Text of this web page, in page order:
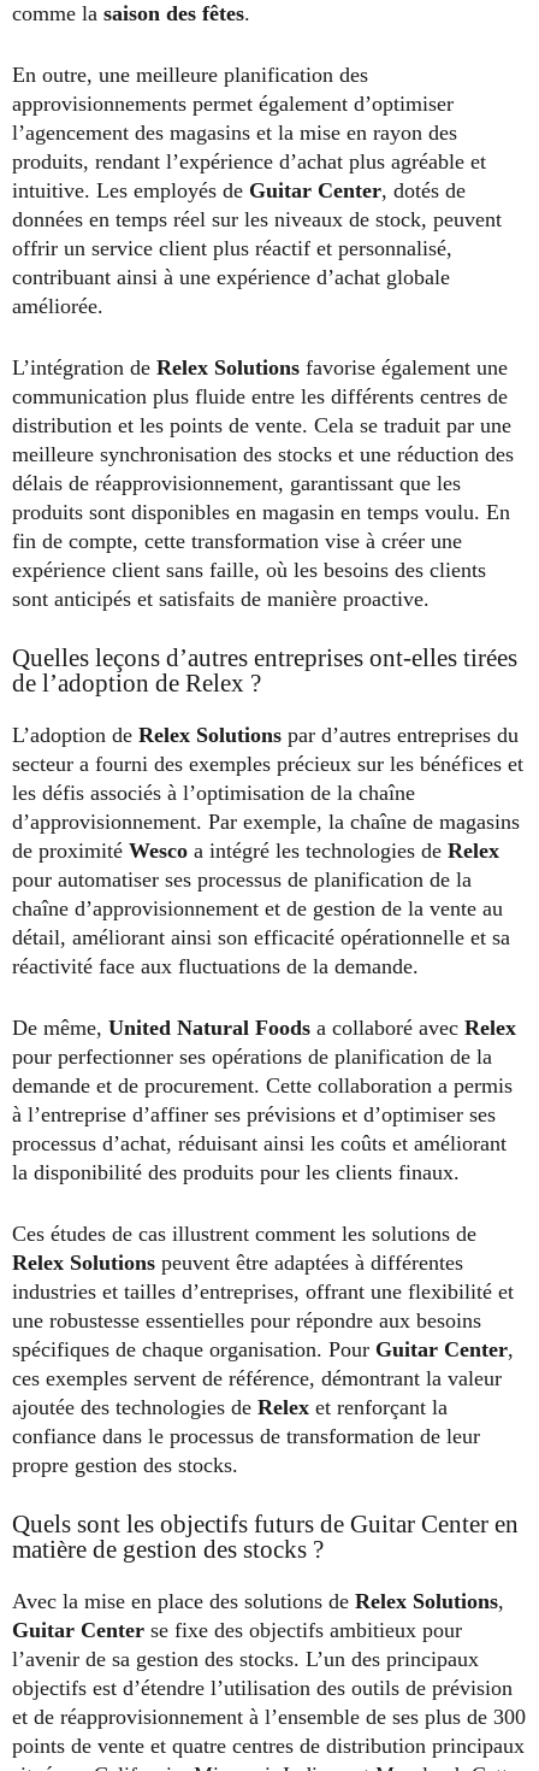
comme la saison des fêtes.
En outre, une meilleure planification des
approvisionnements permet également d’optimiser
l’agencement des magasins et la mise en rayon des
produits, rendant l’expérience d’achat plus agréable et
intuitive. Les employés de Guitar Center, dotés de
données en temps réel sur les niveaux de stock, peuvent
offrir un service client plus réactif et personnalisé,
contribuant ainsi à une expérience d’achat globale
améliorée.
L’intégration de Relex Solutions favorise également une
communication plus fluide entre les différents centres de
distribution et les points de vente. Cela se traduit par une
meilleure synchronisation des stocks et une réduction des
délais de réapprovisionnement, garantissant que les
produits sont disponibles en magasin en temps voulu. En
fin de compte, cette transformation vise à créer une
expérience client sans faille, où les besoins des clients
sont anticipés et satisfaits de manière proactive.
Quelles leçons d’autres entreprises ont-elles tirées
de l’adoption de Relex ?
L’adoption de Relex Solutions par d’autres entreprises du
secteur a fourni des exemples précieux sur les bénéfices et
les défis associés à l’optimisation de la chaîne
d’approvisionnement. Par exemple, la chaîne de magasins
de proximité Wesco a intégré les technologies de Relex
pour automatiser ses processus de planification de la
chaîne d’approvisionnement et de gestion de la vente au
détail, améliorant ainsi son efficacité opérationnelle et sa
réactivité face aux fluctuations de la demande.
De même, United Natural Foods a collaboré avec Relex
pour perfectionner ses opérations de planification de la
demande et de procurement. Cette collaboration a permis
à l’entreprise d’affiner ses prévisions et d’optimiser ses
processus d’achat, réduisant ainsi les coûts et améliorant
la disponibilité des produits pour les clients finaux.
Ces études de cas illustrent comment les solutions de
Relex Solutions peuvent être adaptées à différentes
industries et tailles d’entreprises, offrant une flexibilité et
une robustesse essentielles pour répondre aux besoins
spécifiques de chaque organisation. Pour Guitar Center,
ces exemples servent de référence, démontrant la valeur
ajoutée des technologies de Relex et renforçant la
confiance dans le processus de transformation de leur
propre gestion des stocks.
Quels sont les objectifs futurs de Guitar Center en
matière de gestion des stocks ?
Avec la mise en place des solutions de Relex Solutions,
Guitar Center se fixe des objectifs ambitieux pour
l’avenir de sa gestion des stocks. L’un des principaux
objectifs est d’étendre l’utilisation des outils de prévision
et de réapprovisionnement à l’ensemble de ses plus de 300
points de vente et quatre centres de distribution principaux